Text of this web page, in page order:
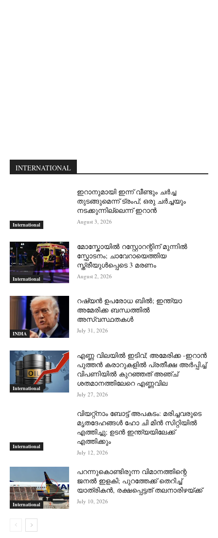
INTERNATIONAL
International
ഇറാനുമായി ഇന്ന് വീണ്ടും ചര്‍ച്ച
തുടങ്ങുമെന്ന് ട്രംപ്; ഒരു ചര്‍ച്ചയും
നടക്കുന്നില്ലെന്ന് ഇറാന്‍
August 3, 2026
International
മോസ്കോയിൽ റസ്റ്റോറന്റിന് മുന്നിൽ
സ്ഫോടനം; ചാവേറായെത്തിയ
സ്ത്രീയുൾപ്പെടെ 3 മരണം
August 2, 2026
INDIA
റഷ്യന്‍ ഉപരോധ ബില്‍; ഇന്ത്യാ
അമേരിക്ക ബന്ധത്തില്‍
അസ്വസ്ഥതകള്‍
July 31, 2026
International
എണ്ണ വിലയില്‍ ഇടിവ്; അമേരിക്ക -ഇറാന്‍
പുത്തന്‍ കരാറുകളില്‍ പ്രതീക്ഷ അര്‍പ്പിച്ച്
വിപണിയില്‍ കുറഞ്ഞത് അഞ്ച്
ശതമാനത്തിലേറെ എണ്ണവില
July 27, 2026
International
വിയറ്റ്നാം ബോട്ട് അപകടം: മരിച്ചവരുടെ
മൃതദേഹങ്ങൾ ഹോ ചി മിൻ സിറ്റിയിൽ
എത്തിച്ചു; ഉടൻ ഇന്ത്യയിലേക്ക്
എത്തിക്കും
July 12, 2026
International
പറന്നുകൊണ്ടിരുന്ന വിമാനത്തിന്റെ
ജനൽ ഇളകി; പുറത്തേക്ക് തെറിച്ച്
യാത്രികൻ, രക്ഷപ്പെട്ടത് തലനാരിഴയ്ക്ക്
July 10, 2026